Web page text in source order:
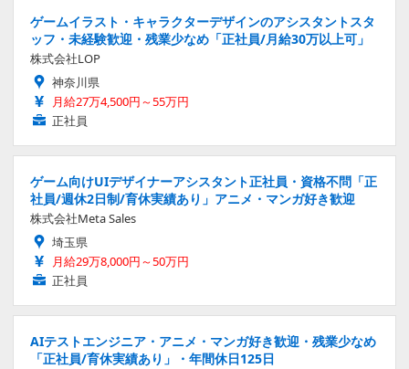
ゲームイラスト・キャラクターデザインのアシスタントスタ
ッフ・未経験歓迎・残業少なめ「正社員/月給30万以上可」
株式会社LOP
神奈川県
月給27万4,500円～55万円
正社員
ゲーム向けUIデザイナーアシスタント正社員・資格不問「正
社員/週休2日制/育休実績あり」アニメ・マンガ好き歓迎
株式会社Meta Sales
埼玉県
月給29万8,000円～50万円
正社員
AIテストエンジニア・アニメ・マンガ好き歓迎・残業少なめ
「正社員/育休実績あり」・年間休日125日